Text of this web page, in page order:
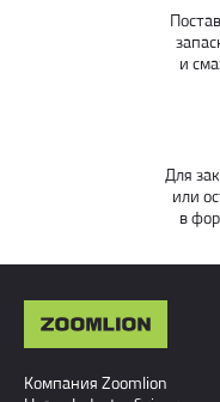
и
Для
или
в
Компания Zoomlion